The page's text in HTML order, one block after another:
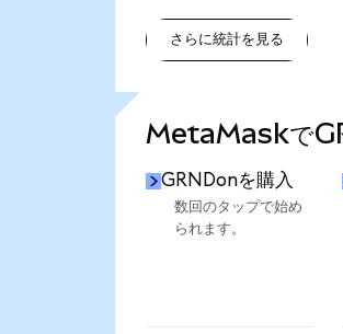
さらに統計を見る
MetaMaskで
GRNDonを購入
数回のタップで始め
られます。